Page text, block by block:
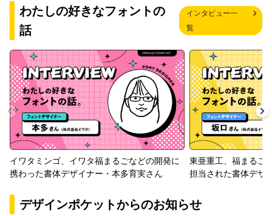
わたしの好きなフォントの
話
インタビュー一
覧
イワタミンゴ、イワタ福まるごなどの開発に
携わった書体デザイナー・本多育実さん
東亜重工、福まるご
担当された書体デザ
デザインポケットからのお知らせ